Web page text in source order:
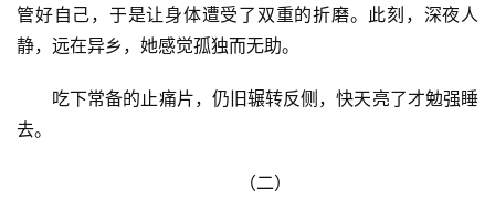
管好自己，于是让身体遭受了双重的折磨。此刻，深夜人
静，远在异乡，她感觉孤独而无助。
吃下常备的止痛片，仍旧辗转反侧，快天亮了才勉强睡
去。
（二）